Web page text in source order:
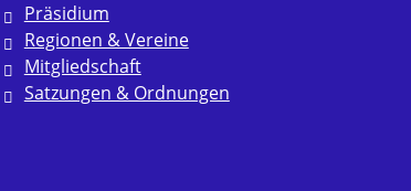
Präsidium
Regionen & Vereine
Mitgliedschaft
Satzungen & Ordnungen